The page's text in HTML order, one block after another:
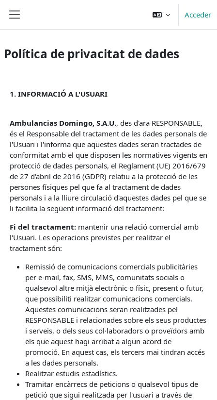
Acceder
Política de privacitat de dades
1. INFORMACIÓ A L'USUARI
Ambulancias Domingo, S.A.U., des d'ara RESPONSABLE,
és el Responsable del tractament de les dades personals de
l'Usuari i l'informa que aquestes dades seran tractades de
conformitat amb el que disposen les normatives vigents en
protecció de dades personals, el Reglament (UE) 2016/679
de 27 d'abril de 2016 (GDPR) relatiu a la protecció de les
persones físiques pel que fa al tractament de dades
personals i a la lliure circulació d'aquestes dades pel que se
li facilita la següent informació del tractament:
Fi del tractament: mantenir una relació comercial amb
l'Usuari. Les operacions previstes per realitzar el
tractament són:
Remissió de comunicacions comercials publicitàries
per e-mail, fax, SMS, MMS, comunitats socials o
qualsevol altre mitjà electrònic o físic, present o futur,
que possibiliti realitzar comunicacions comercials.
Aquestes comunicacions seran realitzades pel
RESPONSABLE i relacionades sobre els seus productes
i serveis, o dels seus col·laboradors o proveïdors amb
els que aquest hagi arribat a algun acord de
promoció. En aquest cas, els tercers mai tindran accés
a les dades personals.
Realitzar estudis estadístics.
Tramitar encàrrecs de peticions o qualsevol tipus de
petició que sigui realitzada per l'usuari a través de